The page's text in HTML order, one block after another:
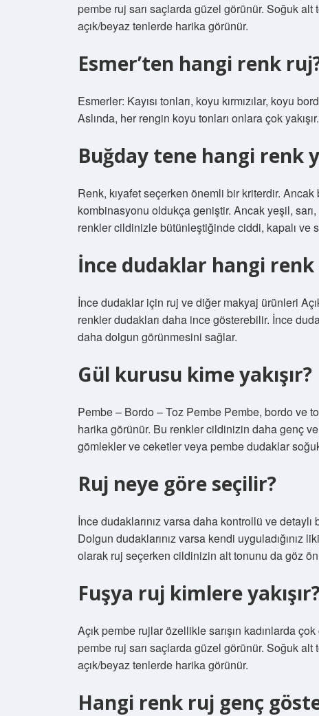
pembe ruj sarı saçlarda güzel görünür. Soğuk
açık/beyaz tenlerde harika görünür.
Esmer’ten hangi renk
Esmerler: Kayısı tonları, koyu kırmızılar, koyu
Aslında, her rengin koyu tonları onlara çok
Buğday tene hangi renk
Renk, kıyafet seçerken önemli bir kriterdir.
kombinasyonu oldukça geniştir. Ancak yeşil, sarı,
renkler cildinizle bütünleştiğinde ciddi, kapalı ve
İnce dudaklar hangi renk
İnce dudaklar için ruj ve diğer makyaj ürünleri
renkler dudakları daha ince gösterebilir. İnce
daha dolgun görünmesini sağlar.
Gül kurusu kime yakışır?
Pembe – Bordo – Toz Pembe Pembe, bordo ve
harika görünür. Bu renkler cildinizin daha genç
gömlekler ve ceketler veya pembe dudaklar
Ruj neye göre seçilir?
İnce dudaklarınız varsa daha kontrollü ve
Dolgun dudaklarınız varsa kendi uyguladığınız
olarak ruj seçerken cildinizin alt tonunu da göz
Fuşya ruj kimlere
Açık pembe rujlar özellikle sarışın kadınlarda
pembe ruj sarı saçlarda güzel görünür. Soğuk
açık/beyaz tenlerde harika görünür.
Hangi renk ruj genç